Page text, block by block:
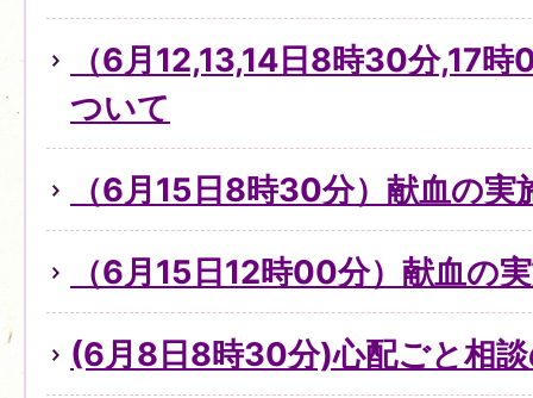
（6月12,13,14日8時30分,17
ついて
（6月15日8時30分）献血の実
（6月15日12時00分）献血の
(6月8日8時30分)心配ごと相